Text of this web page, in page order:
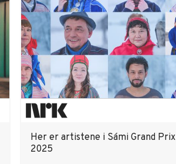
Her er artistene i Sámi Grand Prix
2025